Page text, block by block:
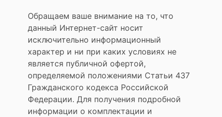
Обращаем ваше внимание на то, что
данный Интернет-сайт носит
исключительно информационный
характер и ни при каких условиях не
является публичной офертой,
определяемой положениями Статьи 437
Гражданского кодекса Российской
Федерации. Для получения подробной
информации о комплектации и